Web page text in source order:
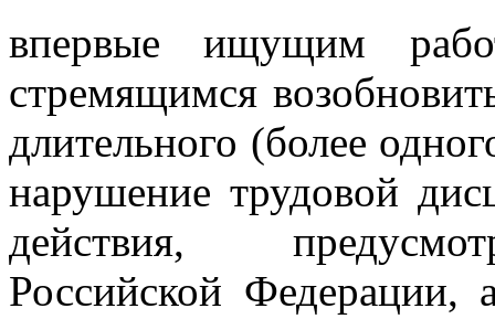
впервые ищущим
стремящимся
длительного (более
нарушение трудовой
действия,
Российской